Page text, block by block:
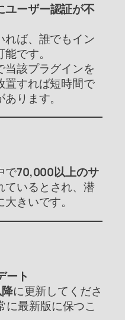
ユーザー認証が不
れば、誰でもイン
です。
当該プラグインを
置すれば短時間で
ります。
で70,000以上のサ
ているとされ、潜
きいです。
ート
に更新してくださ
に最新版に保つこ